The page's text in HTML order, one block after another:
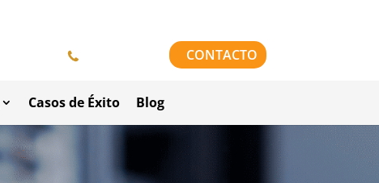
CONTACTO
Casos de Éxito Blog